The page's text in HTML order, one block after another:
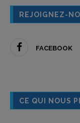
REJOIGNEZ-
FACEBOOK
CE QUI NOUS